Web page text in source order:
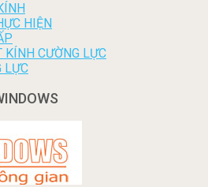
HIỆN
CƯỜNG LỰC
LỰC